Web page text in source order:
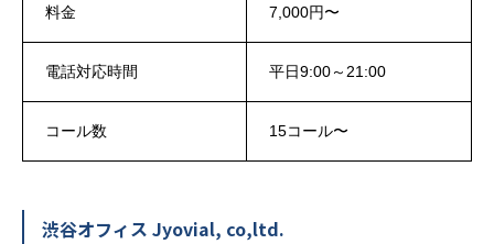
料金 7,000円〜
電話対応時間 平日9:00～21:00
コール数 15コール〜
渋谷オフィス Jyovial, co,ltd.